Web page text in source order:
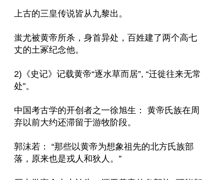
上古的三皇传说皆从九黎出。
蚩尤被黄帝所杀，身首异处，百姓建了两个高七
丈的土冢纪念他。
2)《史记》记载黄帝“逐水草而居”, “迁徙往来无常
处”。
中国考古学的开创者之一徐旭生： 黄帝氏族在周
弃以前大约还滞留于游牧阶段。
郭沫若： “那些以黄帝为想象祖先的北方氏族部
落，原来也是戎人和狄人。”